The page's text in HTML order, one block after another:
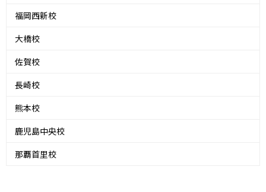
福岡西新校
大橋校
佐賀校
長崎校
熊本校
鹿児島中央校
那覇首里校